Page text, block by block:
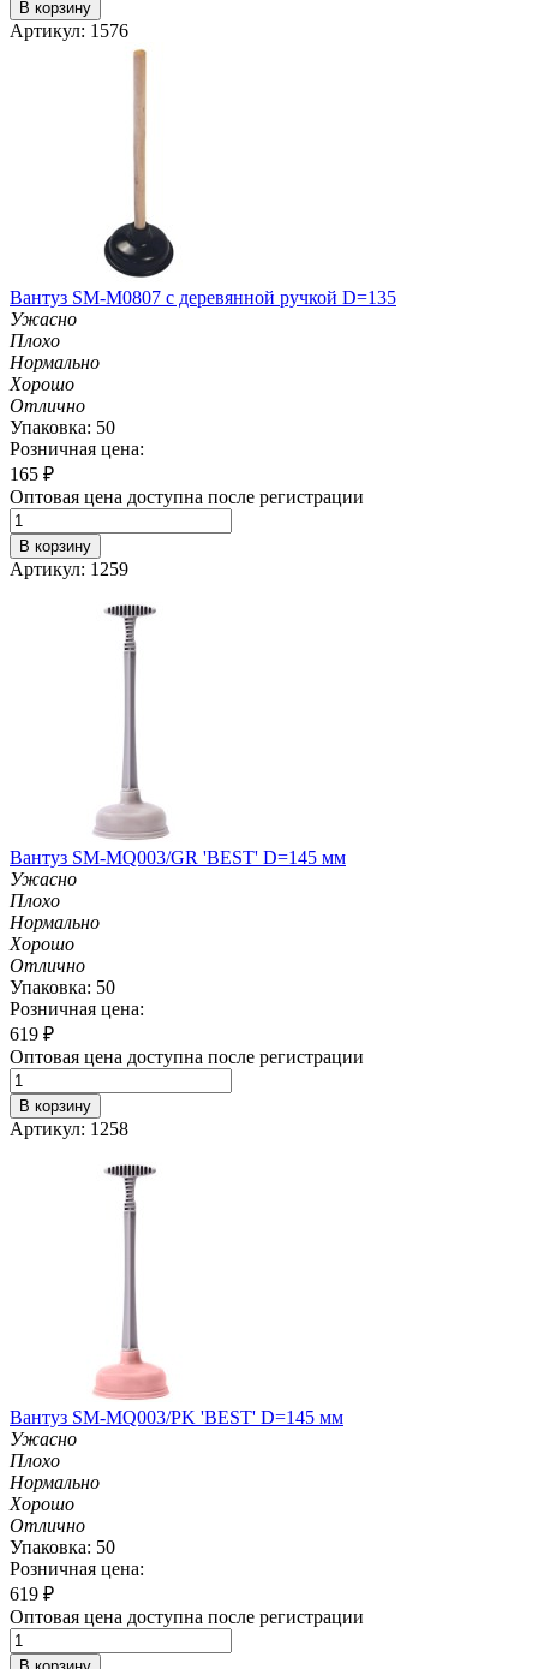
В корзину
Артикул: 1576
Вантуз SM-M0807 с деревянной ручкой D=135
Ужасно
Плохо
Нормально
Хорошо
Отлично
Упаковка: 50
Розничная цена:
165 ₽
Оптовая цена доступна после регистрации
В корзину
Артикул: 1259
Вантуз SM-MQ003/GR 'BEST' D=145 мм
Ужасно
Плохо
Нормально
Хорошо
Отлично
Упаковка: 50
Розничная цена:
619 ₽
Оптовая цена доступна после регистрации
В корзину
Артикул: 1258
Вантуз SM-MQ003/PK 'BEST' D=145 мм
Ужасно
Плохо
Нормально
Хорошо
Отлично
Упаковка: 50
Розничная цена:
619 ₽
Оптовая цена доступна после регистрации